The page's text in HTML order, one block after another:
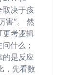
取决于孩
害”。 然
更考逻辑
什么；
的是反应
，先看数